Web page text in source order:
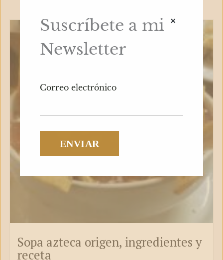
Sopa azteca origen, ingredientes y
receta​
Suscríbete a mi
Newsletter
Correo electrónico
×